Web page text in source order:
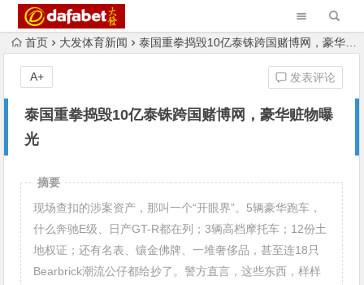
首页 大发体育新闻 泰国重拳捣毁10亿泰铢跨国赌博网，豪华赃物曝光
泰国重拳捣毁10亿泰铢跨国赌博网，豪华赃物曝
光
发表评论
A+
摘要
现场查扣的涉案资产，那叫一个“开眼界”。5辆豪华跑车，
什么奔驰E级、日产GT-R都在列；3辆高档摩托车；12份土
地权证；还有名表、镶金佛牌、一堆奢侈品，甚至连18只
Bearbrick潮流公仔都给抄了。警方直言，这些东西，样样